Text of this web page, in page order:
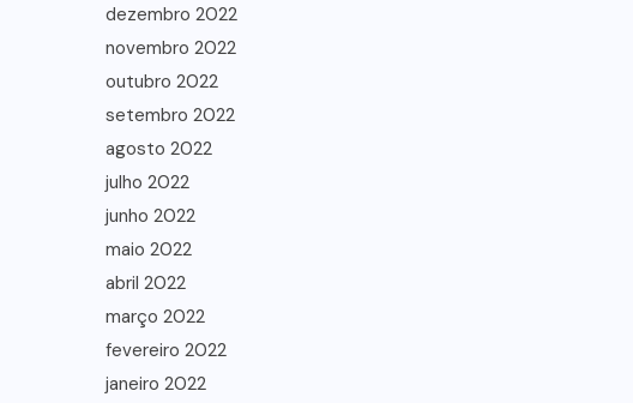
dezembro 2022
novembro 2022
outubro 2022
setembro 2022
agosto 2022
julho 2022
junho 2022
maio 2022
abril 2022
março 2022
fevereiro 2022
janeiro 2022